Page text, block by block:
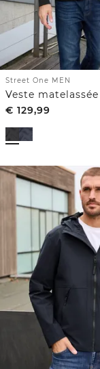
Street One MEN
€ 129,99